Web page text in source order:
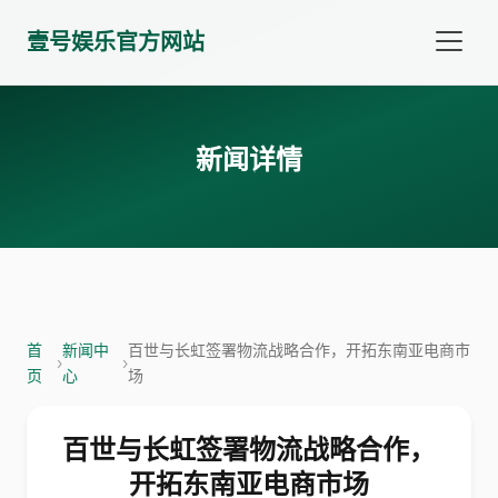
壹号娱乐官方网站
新闻详情
首
页
›
新闻中
心
›
百世与长虹签署物流战略合作，开拓东南亚电商市
场
百世与长虹签署物流战略合作，
开拓东南亚电商市场